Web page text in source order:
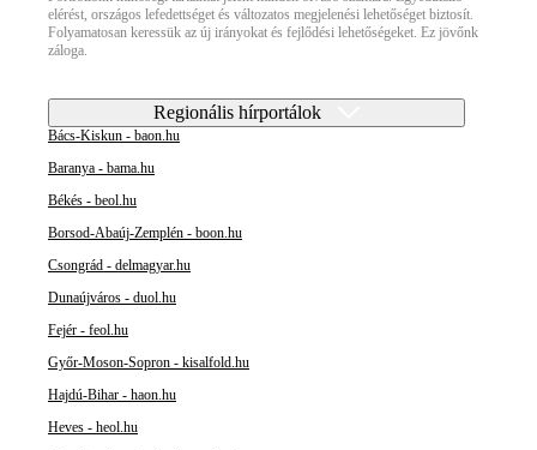
elérést, országos lefedettséget és változatos megjelenési lehetőséget biztosít.
Folyamatosan keressük az új irányokat és fejlődési lehetőségeket. Ez jövőnk
záloga.
Regionális hírportálok
Bács-Kiskun - baon.hu
Baranya - bama.hu
Békés - beol.hu
Borsod-Abaúj-Zemplén - boon.hu
Csongrád - delmagyar.hu
Dunaújváros - duol.hu
Fejér - feol.hu
Győr-Moson-Sopron - kisalfold.hu
Hajdú-Bihar - haon.hu
Heves - heol.hu